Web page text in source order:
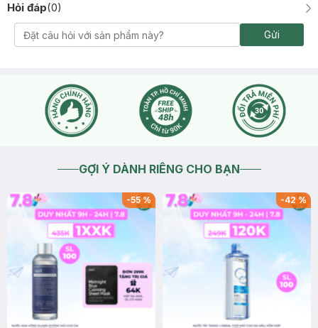
Hỏi đáp(0)
Gửi
GỢI Ý DÀNH RIÊNG CHO BẠN
-55% -42%